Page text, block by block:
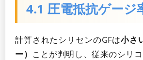
4.1 圧電抵抗ゲージ
計算されたシリセンのGFは小さ
ー） ことが判明し、従来のシリ